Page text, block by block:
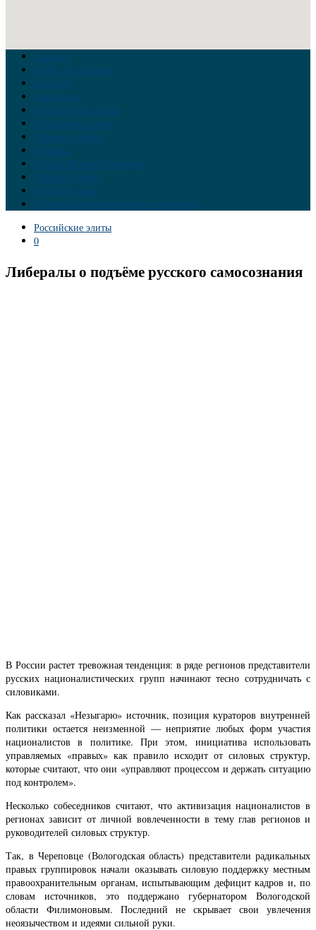
Главная
Война на Украине
Новости
Аналитика
Тайны Геополитики
Российские элиты
Теория заговора
Украина
Новый Мировой Порядок
Тайны истории
Обратная связь
Правила комментирования материалов
Российские элиты
0
Либералы о подъёме русского самосознания
В России растет тревожная тенденция: в ряде регионов представители
русских националистических групп начинают тесно сотрудничать с
силовиками.
Как рассказал «Незыгарю» источник, позиция кураторов внутренней
политики остается неизменной — неприятие любых форм участия
националистов в политике. При этом, инициатива использовать
управляемых «правых» как правило исходит от силовых структур,
которые считают, что они «управляют процессом и держать ситуацию
под контролем».
Несколько собеседников считают, что активизация националистов в
регионах зависит от личной вовлеченности в тему глав регионов и
руководителей силовых структур.
Так, в Череповце (Вологодская область) представители радикальных
правых группировок начали оказывать силовую поддержку местным
правоохранительным органам, испытывающим дефицит кадров и, по
словам источников, это поддержано губернатором Вологодской
области Филимоновым. Последний не скрывает свои увлечения
неоязычеством и идеями сильной руки.